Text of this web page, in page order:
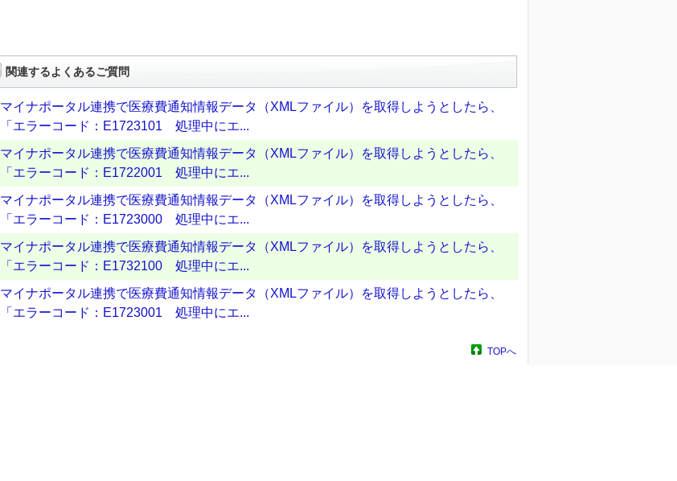
関連するよくあるご質問
マイナポータル連携で医療費通知情報データ（XMLファイル）を取得しようとしたら、
「エラーコード：E1723101 処理中にエ...
マイナポータル連携で医療費通知情報データ（XMLファイル）を取得しようとしたら、
「エラーコード：E1722001 処理中にエ...
マイナポータル連携で医療費通知情報データ（XMLファイル）を取得しようとしたら、
「エラーコード：E1723000 処理中にエ...
マイナポータル連携で医療費通知情報データ（XMLファイル）を取得しようとしたら、
「エラーコード：E1732100 処理中にエ...
マイナポータル連携で医療費通知情報データ（XMLファイル）を取得しようとしたら、
「エラーコード：E1723001 処理中にエ...
TOPへ